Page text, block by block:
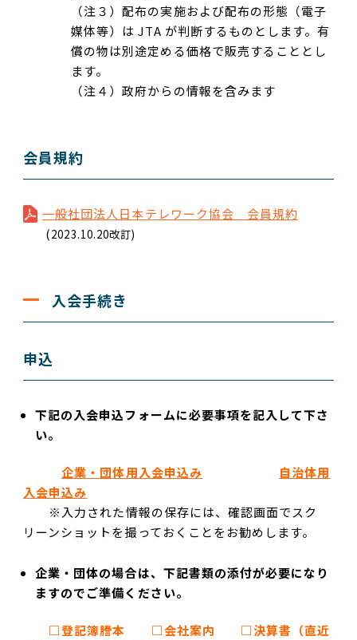
（注３）配布の実施および配布の形態（電子
媒体等）は JTA が判断するものとします。有
償の物は別途定める価格で販売することとし
ます。
（注４）政府からの情報を含みます
会員規約
一般社団法人日本テレワーク協会 会員規約
(2023.10.20改訂)
入会手続き
申込
下記の入会申込フォームに必要事項を記入して下さ
い。
企業・団体用入会申込み
自治体用
入会申込み
※入力された情報の保存には、確認画面でスク
リーンショットを撮っておくことをお勧めします。
企業・団体の場合は、下記書類の添付が必要になり
ますのでご準備ください。
□登記簿謄本 □会社案内 □決算書（直近